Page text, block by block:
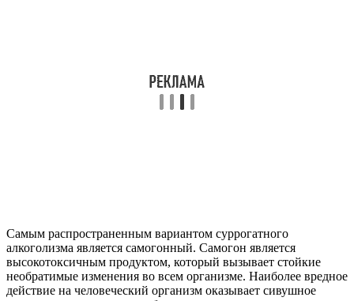
Самым распространенным вариантом суррогатного
алкоголизма является самогонный. Самогон является
высокотоксичным продуктом, который вызывает стойкие
необратимые изменения во всем организме. Наиболее вредное
действие на человеческий организм оказывает сивушное